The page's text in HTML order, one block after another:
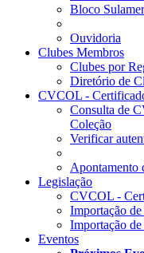
Bloco
Ouvidoria
Clubes Membros
Clubes por
Diretório de
CVCOL -
Consulta de
Coleção
Verificar
Apontamento
Legislação
CVCOL -
Importação
Importação de
Eventos